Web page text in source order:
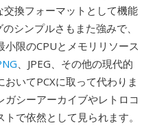
換フォーマットとして機能
シンプルさもまた強みで、
限のCPUとメモリリソース
、JPEG、その他の現代的
いてPCXに取って代わりま
ガシーアーカイブやレトロコ
で依然として見られます。